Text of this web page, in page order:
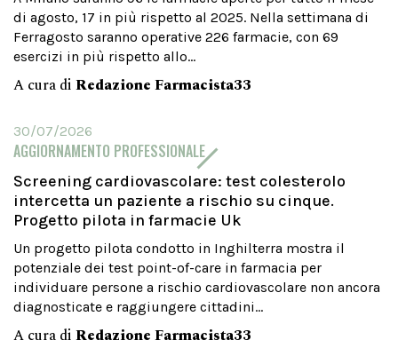
di agosto, 17 in più rispetto al 2025. Nella settimana di
Ferragosto saranno operative 226 farmacie, con 69
esercizi in più rispetto allo...
A cura di Redazione Farmacista33
30/07/2026
AGGIORNAMENTO PROFESSIONALE
Screening cardiovascolare: test colesterolo
intercetta un paziente a rischio su cinque.
Progetto pilota in farmacie Uk
Un progetto pilota condotto in Inghilterra mostra il
potenziale dei test point-of-care in farmacia per
individuare persone a rischio cardiovascolare non ancora
diagnosticate e raggiungere cittadini...
A cura di Redazione Farmacista33